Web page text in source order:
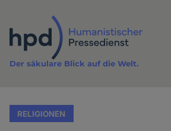
Inhalt
Der säkulare Blick auf die Welt.
RELIGIONEN